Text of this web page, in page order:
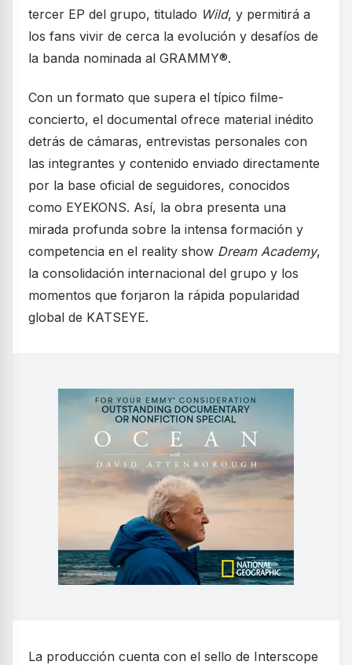
tercer EP del grupo, titulado Wild, y permitirá a
los fans vivir de cerca la evolución y desafíos de
la banda nominada al GRAMMY®.
Con un formato que supera el típico filme-
concierto, el documental ofrece material inédito
detrás de cámaras, entrevistas personales con
las integrantes y contenido enviado directamente
por la base oficial de seguidores, conocidos
como EYEKONS. Así, la obra presenta una
mirada profunda sobre la intensa formación y
competencia en el reality show Dream Academy,
la consolidación internacional del grupo y los
momentos que forjaron la rápida popularidad
global de KATSEYE.
La producción cuenta con el sello de Interscope